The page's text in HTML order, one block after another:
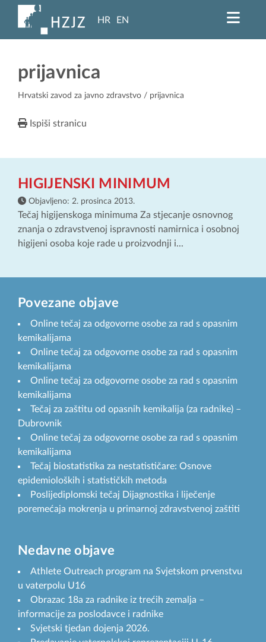
HR EN
prijavnica
Hrvatski zavod za javno zdravstvo / prijavnica
Ispiši stranicu
HIGIJENSKI MINIMUM
Objavljeno: 2. prosinca 2013.
Tečaj higijenskoga minimuma Za stjecanje osnovnog
znanja o zdravstvenoj ispravnosti namirnica i osobnoj
higijeni osoba koje rade u proizvodnji i...
Povezane objave
Online tečaj za odgovorne osobe za rad s opasnim
kemikalijama
Online tečaj za odgovorne osobe za rad s opasnim
kemikalijama
Online tečaj za odgovorne osobe za rad s opasnim
kemikalijama
Tečaj za zaštitu od opasnih kemikalija (za radnike) –
Dubrovnik
Online tečaj za odgovorne osobe za rad s opasnim
kemikalijama
Tečaj biostatistika za nestatističare: Osnove
epidemioloških i statističkih metoda
Poslijediplomski tečaj Dijagnostika i liječenje
poremećaja mokrenja u primarnoj zdravstvenoj zaštiti
Nedavne objave
Athlete Outreach program na Svjetskom prvenstvu
u vaterpolu U16
Obrazac 18a za radnike iz trećih zemalja –
informacije za poslodavce i radnike
Svjetski tjedan dojenja 2026.